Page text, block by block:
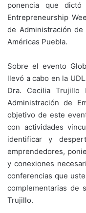
ponencia que
Entrepreneurship
de Administración
Américas Puebla.
Sobre el evento
llevó a cabo en la
Dra. Cecilia Trujillo
Administración de
objetivo de este
con actividades
identificar y
emprendedores,
y conexiones
conferencias que
complementarias de
Trujillo.